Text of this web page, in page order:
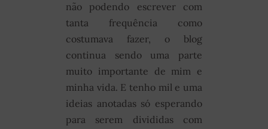
não podendo escrever com
tanta frequência como
costumava fazer, o blog
continua sendo uma parte
muito importante de mim e
minha vida. E tenho mil e uma
ideias anotadas só esperando
para serem divididas com